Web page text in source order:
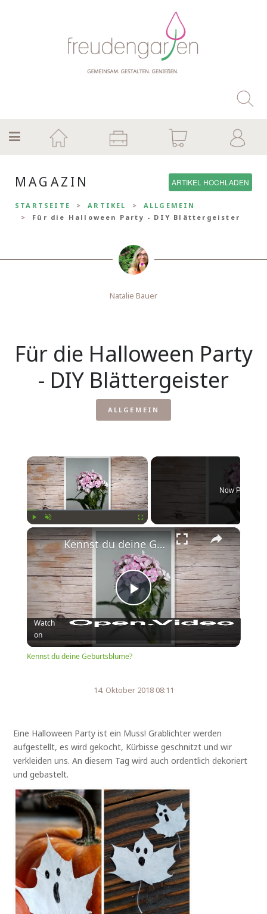
MAGAZIN ARTIKEL HOCHLADEN
STARTSEITE ARTIKEL
ALLGEMEIN
Für die Halloween Party - DIY Blättergeister
Natalie Bauer
Für die Halloween Party
- DIY Blättergeister
ALLGEMEIN
×
Fullscreen
Now Playing
×
Play
Video
Kennst du deine Geburtsblume?
Watch
on
Kennst du deine Geburtsblume?
14. Oktober 2018 08:11
Eine Halloween Party ist ein Muss! Grablichter werden
aufgestellt, es wird gekocht, Kürbisse geschnitzt und wir
verkleiden uns. An diesem Tag wird auch ordentlich dekoriert
und gebastelt.